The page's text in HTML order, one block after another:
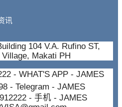
讯
104 V.A. Rufino ST,
Village, Makati PH
- WHAT'S APP - JAMES
- Telegram - JAMES
- 手机 - JAMES